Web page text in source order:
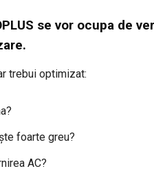
se vor ocupa de
trebui optimizat:
foarte greu?
AC?